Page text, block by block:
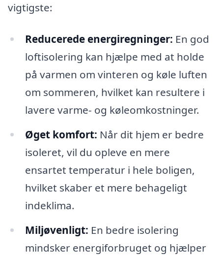
vigtigste:
Reducerede energiregninger: En god
loftisolering kan hjælpe med at holde
på varmen om vinteren og køle luften
om sommeren, hvilket kan resultere i
lavere varme- og køleomkostninger.
Øget komfort: Når dit hjem er bedre
isoleret, vil du opleve en mere
ensartet temperatur i hele boligen,
hvilket skaber et mere behageligt
indeklima.
Miljøvenligt: En bedre isolering
mindsker energiforbruget og hjælper